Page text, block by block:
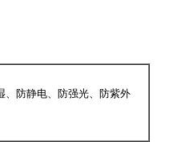
、防静电、防强光、防紫外